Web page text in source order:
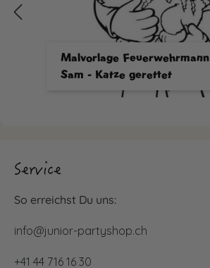
Malvorlage Feuerwehrmann
Sam - Katze gerettet
Service
So erreichst Du uns:
info@junior-partyshop.ch
+41 44 716 16 30